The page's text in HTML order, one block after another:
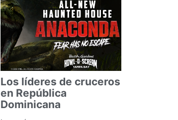
Los líderes de cruceros
en República
Dominicana